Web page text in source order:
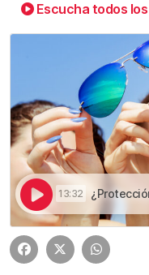
Escucha todos los
13:32 ¿Protección o moda? "Un mal uso